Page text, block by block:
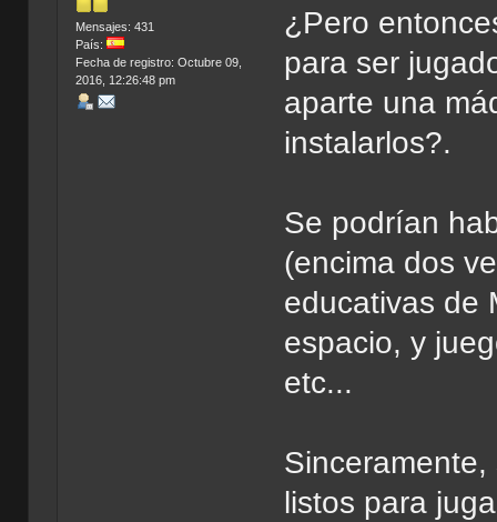
Mensajes: 431
País:
Fecha de registro: Octubre 09,
2016, 12:26:48 pm
¿Pero
para ser
aparte una
instalarlos?.
Se podrían
(encima dos
educativas de
espacio, y
etc...
listos para